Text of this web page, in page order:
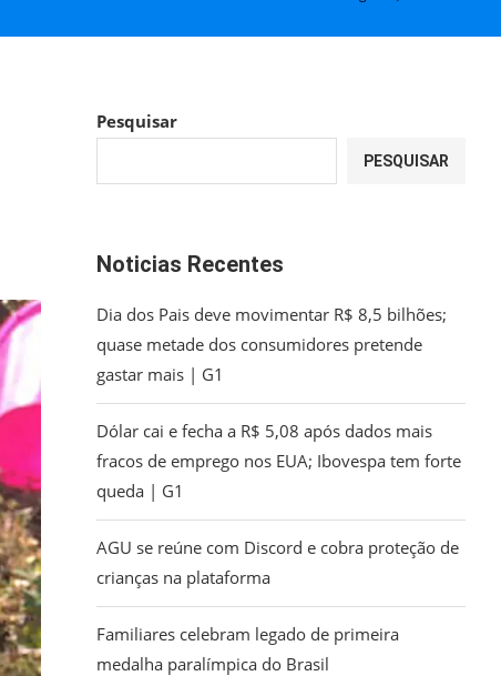
Pesquisar
PESQUISAR
Noticias Recentes
Dia dos Pais deve movimentar R$ 8,5 bilhões;
quase metade dos consumidores pretende
gastar mais | G1
Dólar cai e fecha a R$ 5,08 após dados mais
fracos de emprego nos EUA; Ibovespa tem forte
queda | G1
AGU se reúne com Discord e cobra proteção de
crianças na plataforma
Familiares celebram legado de primeira
medalha paralímpica do Brasil